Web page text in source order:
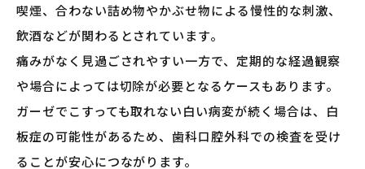
喫煙、合わない詰め物やかぶせ物による慢性的な刺激、
飲酒などが関わるとされています。
痛みがなく見過ごされやすい一方で、定期的な経過観察
や場合によっては切除が必要となるケースもあります。
ガーゼでこすっても取れない白い病変が続く場合は、白
板症の可能性があるため、歯科口腔外科での検査を受け
ることが安心につながります。